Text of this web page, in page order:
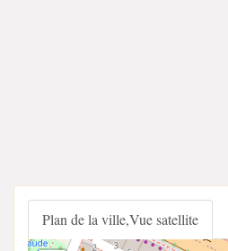
Plan de la ville,Vue satellite